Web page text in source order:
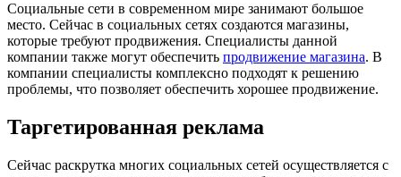
Социальные сети в современном мире занимают большое
место. Сейчас в социальных сетях создаются магазины,
которые требуют продвижения. Специалисты данной
компании также могут обеспечить продвижение магазина. В
компании специалисты комплексно подходят к решению
проблемы, что позволяет обеспечить хорошее продвижение.
Таргетированная реклама
Сейчас раскрутка многих социальных сетей осуществляется с